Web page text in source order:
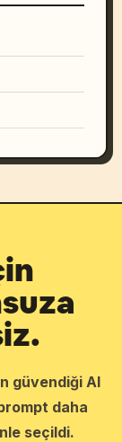
güvendiği AI
daha
seçildi.